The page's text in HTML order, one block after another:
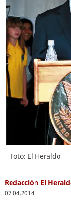
Foto: El Heraldo
Redacción El
07.04.2014